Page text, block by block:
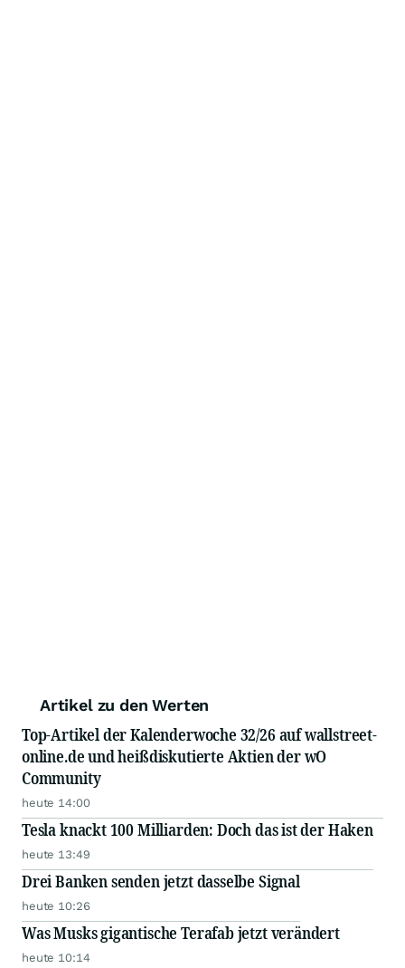
Artikel zu den Werten
Top-Artikel der Kalenderwoche 32/26 auf wallstreet-
online.de und heißdiskutierte Aktien der wO
Community
heute 14:00
Tesla knackt 100 Milliarden: Doch das ist der Haken
heute 13:49
Drei Banken senden jetzt dasselbe Signal
heute 10:26
Was Musks gigantische Terafab jetzt verändert
heute 10:14